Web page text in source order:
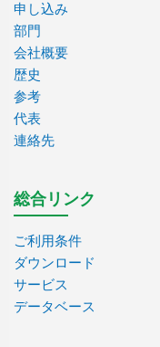
申し込み
部門
会社概要
歴史
参考
代表
連絡先
総合リンク
ご利用条件
ダウンロード
サービス
データベース